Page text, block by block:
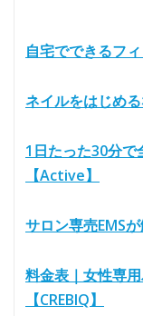
自宅でできるフ
ネイルをはじめ
1日たった30分で
【Active】
サロン専売EMS
料金表｜女性専
【CREBIQ】